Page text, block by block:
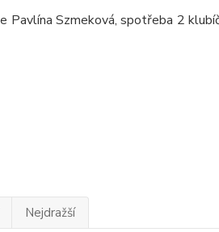
Pavlína Szmeková, spotřeba 2
Nejdražší